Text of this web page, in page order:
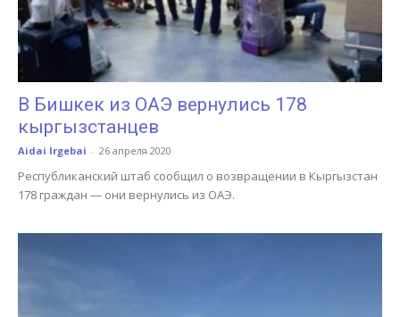
В Бишкек из ОАЭ вернулись 178
кыргызстанцев
Aidai Irgebai - 26 апреля 2020
Республиканский штаб сообщил о возвращении в Кыргызстан
178 граждан — они вернулись из ОАЭ.